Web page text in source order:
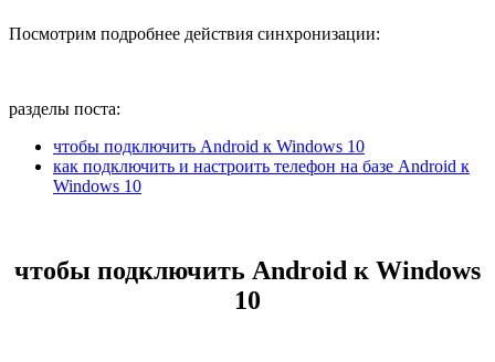
Посмотрим подробнее действия синхронизации:
разделы поста:
чтобы подключить Android к Windows 10
как подключить и настроить телефон на базе Android к
Windows 10
чтобы подключить Android к Windows
10